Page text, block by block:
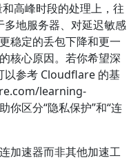
高峰时段的处理上，往
地服务器、对延迟敏感
稳定的丢包下降和更一
核心原因。若你希望深
以参考 Cloudflare 的基
learning-
区分“隐私保护”和“连
加速器而非其他加速工